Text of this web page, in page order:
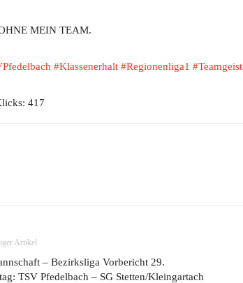
MEIN TEAM.
#Klassenerhalt #Regionenliga1 #Teamgeist
417
Artikel
– Bezirksliga Vorbericht 29.
TSV Pfedelbach – SG Stetten/Kleingartach